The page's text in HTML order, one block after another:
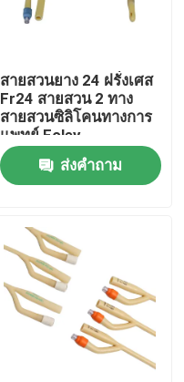
สายสวนยาง 24 ฝรั่งเศส
Fr24 สายสวน 2 ทาง
สายสวนซิลิโคนทางการ
แพทย์ Foley
ส่งคำถาม